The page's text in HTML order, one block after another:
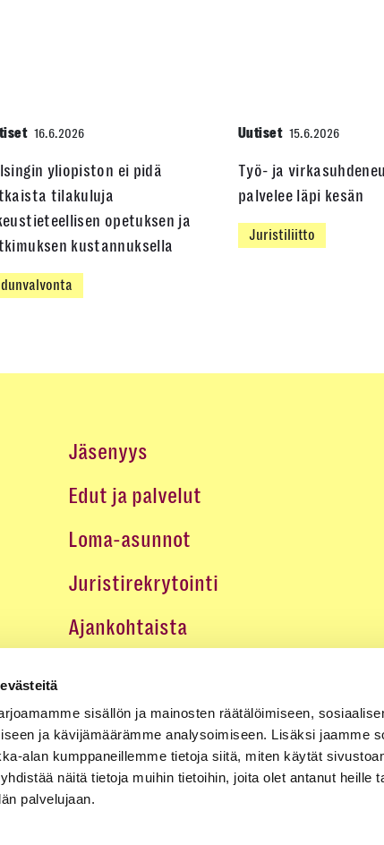
sisällön ja mainosten räätälöimiseen,
ja kävijämäärämme analysoimiseen. Lisäksi jaamme
alan kumppaneillemme tietoja siitä, miten käytät
näitä tietoja muihin tietoihin, joita olet antanut heille
palvelujaan.
16.6.2026
yliopiston ei pidä
tilakuluja
opetuksen ja
kustannuksella
Uutiset 15.6.2026
Työ- ja
palvelee läpi kesän
Juristiliitto
Jäsenyys
Edut ja palvelut
Loma-asunnot
Juristirekrytointi
Ajankohtaista
Koulutukset ja tapahtumat
Yhteystiedot